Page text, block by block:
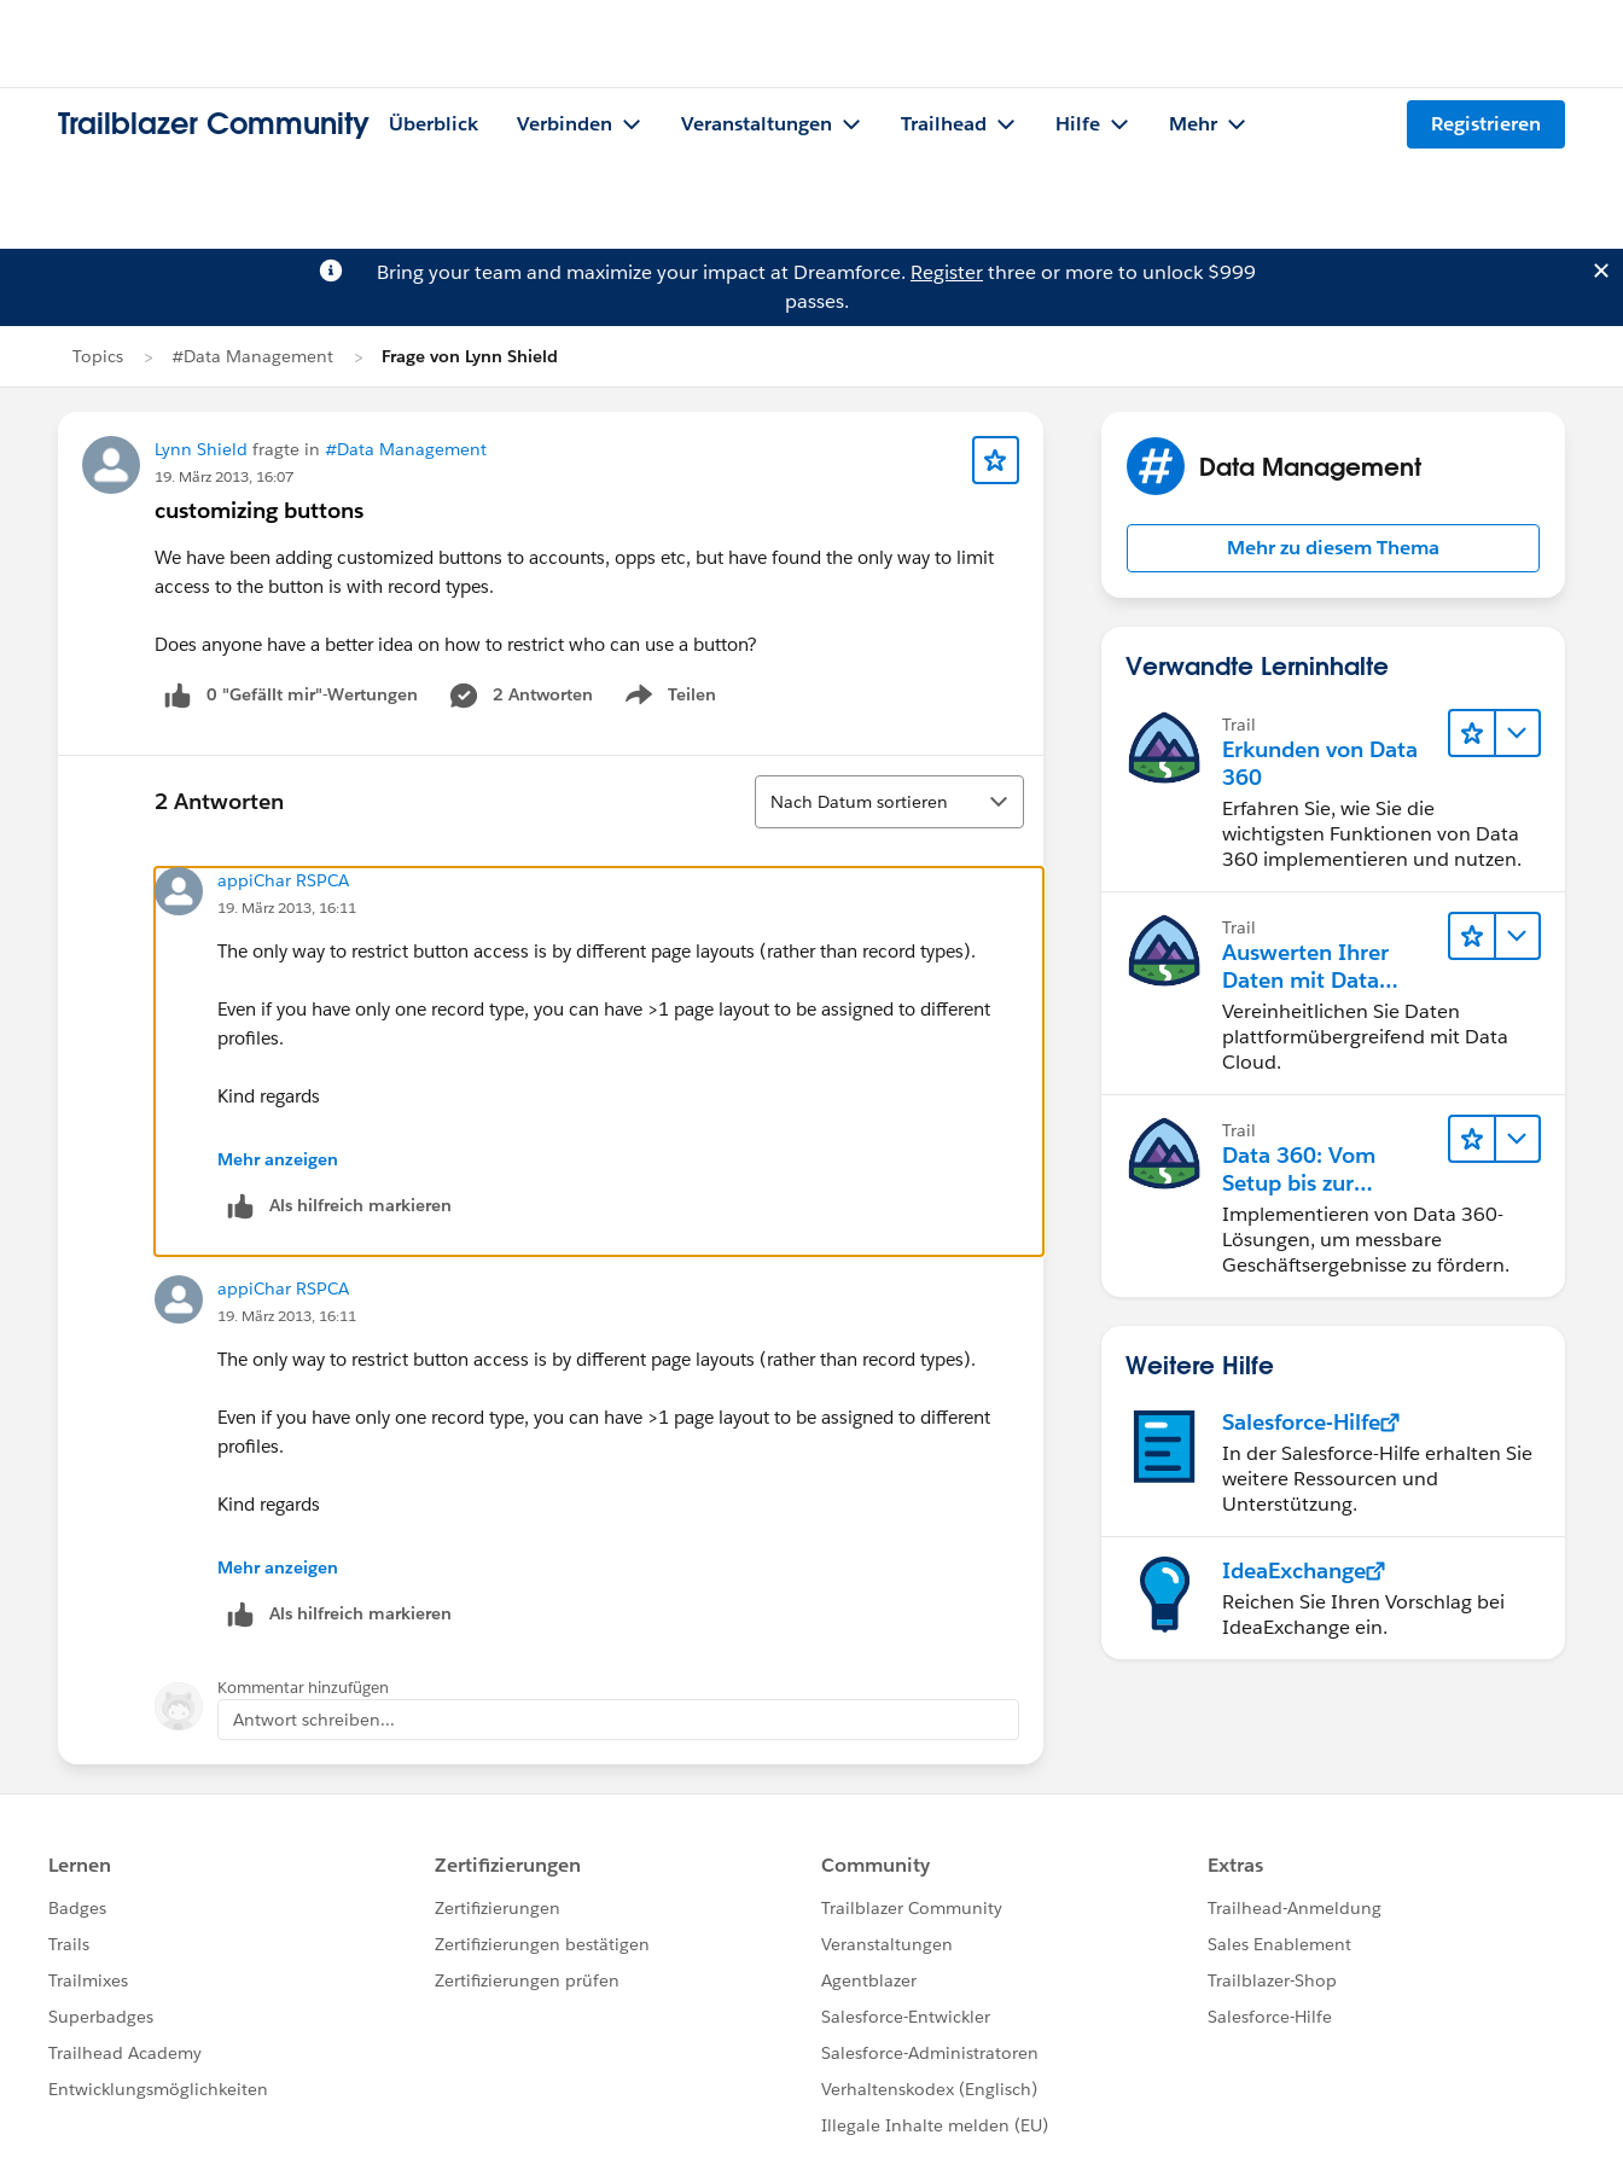
Trailblazer Community Überblick Verbinden Veranstaltungen Trailhead Hilfe Mehr Registrieren
Bring your team and maximize your impact at Dreamforce. Registerthree or more to unlock $999
passes.
Topics #Data Management Frage von Lynn Shield
Lynn Shield fragte in #Data Management
19. März 2013, 16:07
customizing buttons
We have been adding customized buttons to accounts, opps etc, but have found the only way to limit
access to the button is with record types.
Does anyone have a better idea on how to restrict who can use a button?
0 "Gefällt mir"-Wertungen 2 Antworten Teilen
Show menu
2 Antworten
Sortieren
Nach Datum sortieren
appiChar RSPCA
19. März 2013, 16:11
The only way to restrict button access is by different page layouts (rather than record types).
Even if you have only one record type, you can have >1 page layout to be assigned to different
profiles.
Kind regards
Julie Baxter
Mehr anzeigen
Als hilfreich markieren
appiChar RSPCA
19. März 2013, 16:11
The only way to restrict button access is by different page layouts (rather than record types).
Even if you have only one record type, you can have >1 page layout to be assigned to different
profiles.
Kind regards
Julie Baxter
Mehr anzeigen
Als hilfreich markieren
Kommentar hinzufügen
Antwort schreiben...
Data Management
Mehr zu diesem Thema
Verwandte Lerninhalte
Trail
Erkunden von Data
360
Erfahren Sie, wie Sie die
wichtigsten Funktionen von Data
360 implementieren und nutzen.
Trail
Auswerten Ihrer
Daten mit Data
Cloud
Vereinheitlichen Sie Daten
plattformübergreifend mit Data
Cloud.
Trail
Data 360: Vom
Setup bis zur
Aktivierung
Implementieren von Data 360-
Lösungen, um messbare
Geschäftsergebnisse zu fördern.
Weitere Hilfe
Salesforce-Hilfe
In der Salesforce-Hilfe erhalten Sie
weitere Ressourcen und
Unterstützung.
IdeaExchange
Reichen Sie Ihren Vorschlag bei
IdeaExchange ein.